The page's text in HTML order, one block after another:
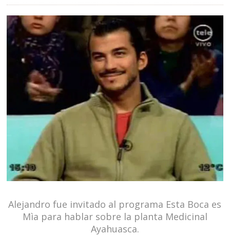
Alejandro fue invitado al programa Esta Boca es
Mìa para hablar sobre la planta Medicinal
Ayahuasca.